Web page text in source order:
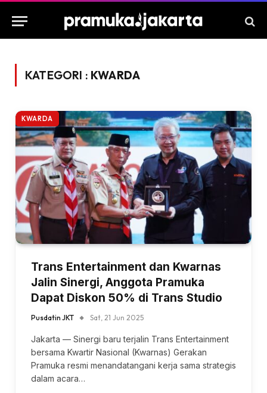
KATEGORI : KWARDA
KWARDA
Trans Entertainment dan Kwarnas
Jalin Sinergi, Anggota Pramuka
Dapat Diskon 50% di Trans Studio
Pusdatin JKT Sat, 21 Jun 2025
Jakarta — Sinergi baru terjalin Trans Entertainment
bersama Kwartir Nasional (Kwarnas) Gerakan
Pramuka resmi menandatangani kerja sama strategis
dalam acara…